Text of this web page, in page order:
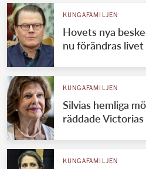
KUNGAFAMILJEN
Hovets nya
nu förändras livet
KUNGAFAMILJEN
Silvias hemliga
räddade
KUNGAFAMILJEN